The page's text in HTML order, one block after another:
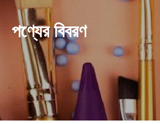
পণ্যের বিবরণ